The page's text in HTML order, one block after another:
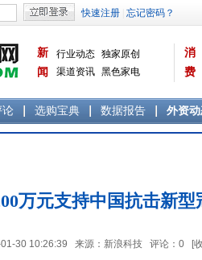
新
闻
行业动态 独家原创
渠道资讯 黑色家电
消
费
论 选购宝典 数据报告 外资
万元支持中国抗击新型
30 10:26:39 来源：新浪科技 评论： 0 [